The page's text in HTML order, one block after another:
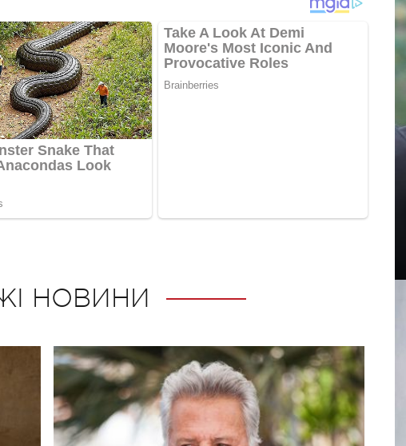
НОВИНИ